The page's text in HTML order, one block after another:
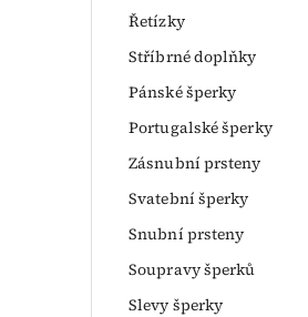
Řetízky
Stříbrné doplňky
Pánské šperky
Portugalské šperky
Zásnubní prsteny
Svatební šperky
Snubní prsteny
Soupravy šperků
Slevy šperky